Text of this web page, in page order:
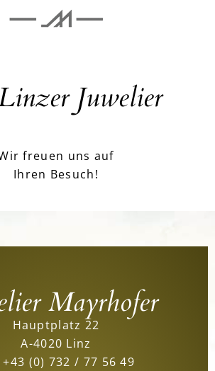
Juwelier
freuen uns auf
Ihren Besuch!
Mayrhofer
Hauptplatz 22
A-4020 Linz
+43 (0) 732 / 77 56 49